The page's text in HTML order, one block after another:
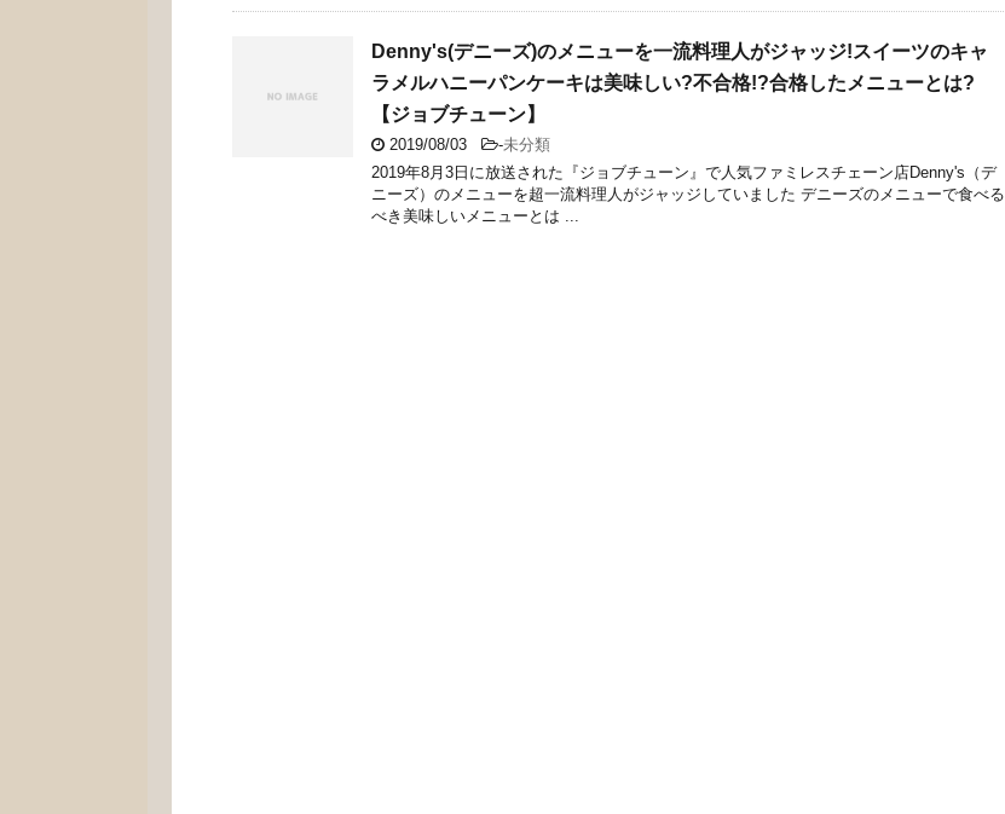
Denny's(デニーズ)のメニューを一流料理人がジャッジ!スイーツのキャ
ラメルハニーパンケーキは美味しい?不合格!?合格したメニューとは?
【ジョブチューン】
2019/08/03 -未分類
2019年8月3日に放送された『ジョブチューン』で人気ファミレスチェーン店Denny's（デ
ニーズ）のメニューを超一流料理人がジャッジしていました デニーズのメニューで食べる
べき美味しいメニューとは ...